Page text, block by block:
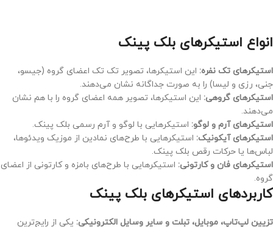
انواع استیکرهای بلک پینک
استیکرهای تک نفره: این استیکرها، تصویر تک تک اعضای گروه (جیسو،
جنی، رزی و لیسا) را به صورت جداگانه نشان می‌دهند.
استیکرهای گروهی: این استیکرها، تصویر همه اعضای گروه را با هم نشان
می‌دهند.
استیکرهای آرم و لوگو: استیکرهایی با لوگو و آرم رسمی بلک پینک.
استیکرهای آیکونیک: استیکرهایی با طرح‌های نمادین از موزیک ویدئوها،
لباس‌ها یا حرکات رقص بلک پینک.
استیکرهای فان و کارتونی: استیکرهایی با طرح‌های بامزه و کارتونی از اعضای
گروه.
کاربردهای استیکرهای بلک پینک
تزیین لپ‌تاپ، موبایل، تبلت و سایر وسایل الکترونیکی: یکی از رایج‌ترین